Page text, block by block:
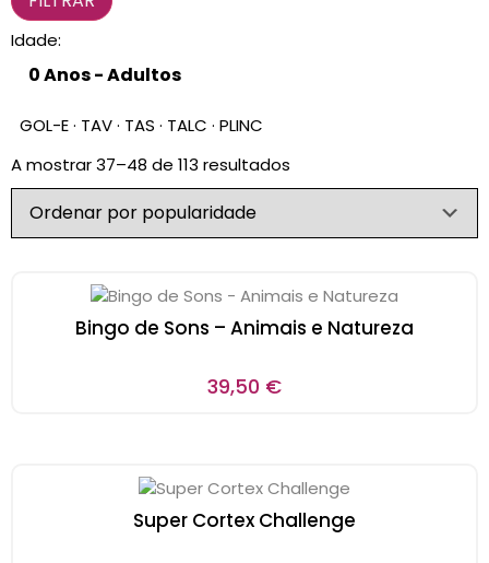
Idade:
GOL-E · TAV · TAS · TALC · PLINC
A mostrar 37–48 de 113 resultados
Bingo de Sons – Animais e Natureza
39,50 €
Super Cortex Challenge